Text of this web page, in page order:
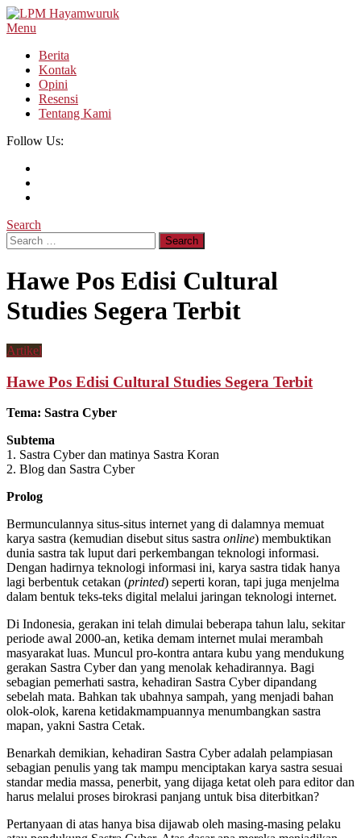
Skip
To
Menu
Berita
Kontak
Opini
Resensi
Tentang Kami
Follow Us:
Search
Search
for:
Hawe Pos Edisi Cultural
Studies Segera Terbit
Artikel
Hawe Pos Edisi Cultural Studies Segera Terbit
Tema: Sastra Cyber
Subtema
1. Sastra Cyber dan matinya Sastra Koran
2. Blog dan Sastra Cyber
Prolog
Bermunculannya situs-situs internet yang di dalamnya memuat
karya sastra (kemudian disebut situs sastra online) membuktikan
dunia sastra tak luput dari perkembangan teknologi informasi.
Dengan hadirnya teknologi informasi ini, karya sastra tidak hanya
lagi berbentuk cetakan (printed) seperti koran, tapi juga menjelma
dalam bentuk teks-teks digital melalui jaringan teknologi internet.
Di Indonesia, gerakan ini telah dimulai beberapa tahun lalu, sekitar
periode awal 2000-an, ketika demam internet mulai merambah
masyarakat luas. Muncul pro-kontra antara kubu yang mendukung
gerakan Sastra Cyber dan yang menolak kehadirannya. Bagi
sebagian pemerhati sastra, kehadiran Sastra Cyber dipandang
sebelah mata. Bahkan tak ubahnya sampah, yang menjadi bahan
olok-olok, karena ketidakmampuannya menumbangkan sastra
mapan, yakni Sastra Cetak.
Benarkah demikian, kehadiran Sastra Cyber adalah pelampiasan
sebagian penulis yang tak mampu menciptakan karya sastra sesuai
standar media massa, penerbit, yang dijaga ketat oleh para editor dan
harus melalui proses birokrasi panjang untuk bisa diterbitkan?
Pertanyaan di atas hanya bisa dijawab oleh masing-masing pelaku